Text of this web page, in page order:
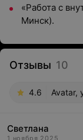
«Работа с
Минск).
Отзывы 10
4.6 Avatar,
Светлана
1 ноября 2025